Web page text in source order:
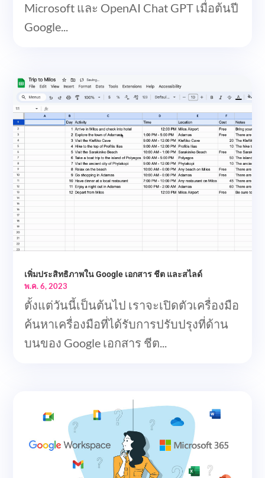
Microsoft และ OpenAI Chat GPT เมื่อต้นปี
Google...
เพิ่มประสิทธิภาพใน Google เอกสาร ชีต และสไลด์
พ.ค. 6, 2023
ตั้งแต่วันนี้เป็นต้นไป เราจะเปิดตัวเครื่องมือ
ค้นหาเครื่องมือที่ได้รับการปรับปรุงที่ด้าน
บนของ Google เอกสาร ชีต...